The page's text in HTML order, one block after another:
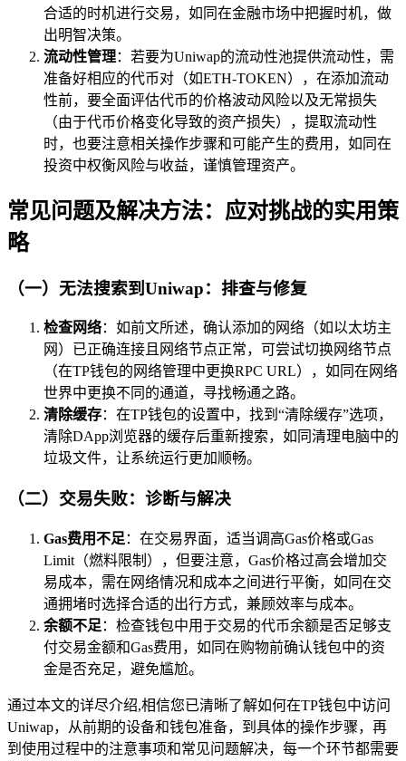
合适的时机进行交易，如同在金融市场中把握时机，做
出明智决策。
流动性管理：若要为Uniwap的流动性池提供流动性，需
准备好相应的代币对（如ETH-TOKEN），在添加流动
性前，要全面评估代币的价格波动风险以及无常损失
（由于代币价格变化导致的资产损失），提取流动性
时，也要注意相关操作步骤和可能产生的费用，如同在
投资中权衡风险与收益，谨慎管理资产。
常见问题及解决方法：应对挑战的实用策
略
（一）无法搜索到Uniwap：排查与修复
检查网络：如前文所述，确认添加的网络（如以太坊主
网）已正确连接且网络节点正常，可尝试切换网络节点
（在TP钱包的网络管理中更换RPC URL），如同在网络
世界中更换不同的通道，寻找畅通之路。
清除缓存：在TP钱包的设置中，找到“清除缓存”选项，
清除DApp浏览器的缓存后重新搜索，如同清理电脑中的
垃圾文件，让系统运行更加顺畅。
（二）交易失败：诊断与解决
Gas费用不足 ：在交易界面，适当调高Gas价格或Gas
Limit（燃料限制），但要注意，Gas价格过高会增加交
易成本，需在网络情况和成本之间进行平衡，如同在交
通拥堵时选择合适的出行方式，兼顾效率与成本。
余额不足 ：检查钱包中用于交易的代币余额是否足够支
付交易金额和Gas费用，如同在购物前确认钱包中的资
金是否充足，避免尴尬。
通过本文的详尽介绍,相信您已清晰了解如何在TP钱包中访问
Uniwap，从前期的设备和钱包准备，到具体的操作步骤，再
到使用过程中的注意事项和常见问题解决，每一个环节都需要